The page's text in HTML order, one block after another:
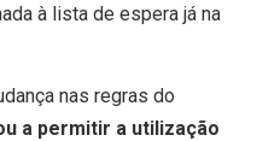
à lista de espera já na
nas regras do
a permitir a utilização